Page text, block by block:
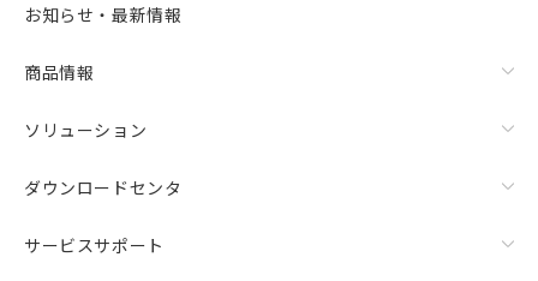
お知らせ・最新情報
商品情報
ソリューション
ダウンロードセンタ
サービスサポート